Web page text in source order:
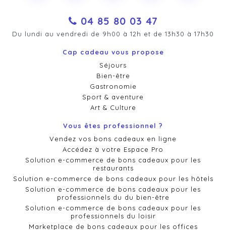
04 85 80 03 47
Du lundi au vendredi de 9h00 à 12h et de 13h30 à 17h30
Cap cadeau vous propose
Séjours
Bien-être
Gastronomie
Sport & aventure
Art & Culture
Vous êtes professionnel ?
Vendez vos bons cadeaux en ligne
Accédez à votre Espace Pro
Solution e-commerce de bons cadeaux pour les
restaurants
Solution e-commerce de bons cadeaux pour les hôtels
Solution e-commerce de bons cadeaux pour les
professionnels du du bien-être
Solution e-commerce de bons cadeaux pour les
professionnels du loisir
Marketplace de bons cadeaux pour les offices